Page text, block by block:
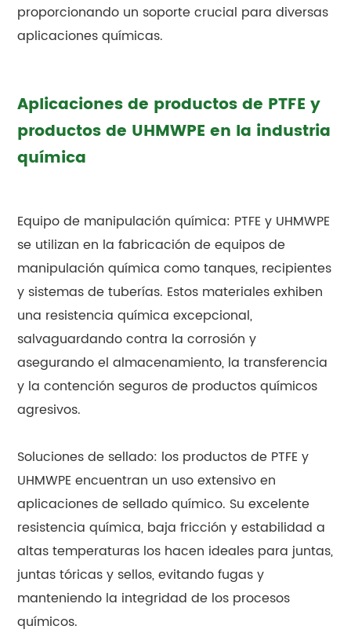
proporcionando un soporte crucial para diversas
aplicaciones químicas.
Aplicaciones de productos de PTFE y
productos de UHMWPE en la industria
química
Equipo de manipulación química: PTFE y UHMWPE
se utilizan en la fabricación de equipos de
manipulación química como tanques, recipientes
y sistemas de tuberías. Estos materiales exhiben
una resistencia química excepcional,
salvaguardando contra la corrosión y
asegurando el almacenamiento, la transferencia
y la contención seguros de productos químicos
agresivos.
Soluciones de sellado: los productos de PTFE y
UHMWPE encuentran un uso extensivo en
aplicaciones de sellado químico. Su excelente
resistencia química, baja fricción y estabilidad a
altas temperaturas los hacen ideales para juntas,
juntas tóricas y sellos, evitando fugas y
manteniendo la integridad de los procesos
químicos.